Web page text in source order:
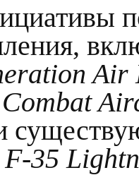
35